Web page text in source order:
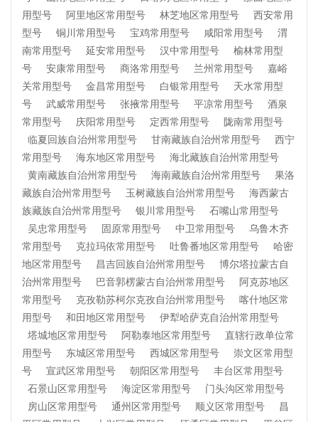
用型号
阿里地区常用型号 林芝地区常用型号
西安常用
型号
铜川常用型号 宝鸡常用型号 咸阳常用型号
渭
南常用型号
延安常用型号 汉中常用型号
榆林常用型
号
安康常用型号 商洛常用型号 兰州常用型号
嘉峪
关常用型号
金昌常用型号 白银常用型号
天水常用型
号
武威常用型号 张掖常用型号 平凉常用型号
酒泉
常用型号
庆阳常用型号 定西常用型号
陇南常用型号
临夏回族自治州常用型号
甘南藏族自治州常用型号
西宁
常用型号
海东地区常用型号
海北藏族自治州常用型号
黄南藏族自治州常用型号
海南藏族自治州常用型号
果洛
藏族自治州常用型号
玉树藏族自治州常用型号
海西蒙古
族藏族自治州常用型号
银川常用型号
石嘴山常用型号
吴忠常用型号
固原常用型号 中卫常用型号
乌鲁木齐
常用型号
克拉玛依常用型号 吐鲁番地区常用型号
哈密
地区常用型号
昌吉回族自治州常用型号
博尔塔拉蒙古自
治州常用型号
巴音郭楞蒙古自治州常用型号
阿克苏地区
常用型号
克孜勒苏柯尔克孜自治州常用型号
喀什地区常
用型号
和田地区常用型号
伊犁哈萨克自治州常用型号
塔城地区常用型号
阿勒泰地区常用型号
直辖行政单位常
用型号
东城区常用型号 西城区常用型号
崇文区常用型
号
宣武区常用型号 朝阳区常用型号
丰台区常用型号
石景山区常用型号
海淀区常用型号
门头沟区常用型号
房山区常用型号
通州区常用型号 顺义区常用型号
昌